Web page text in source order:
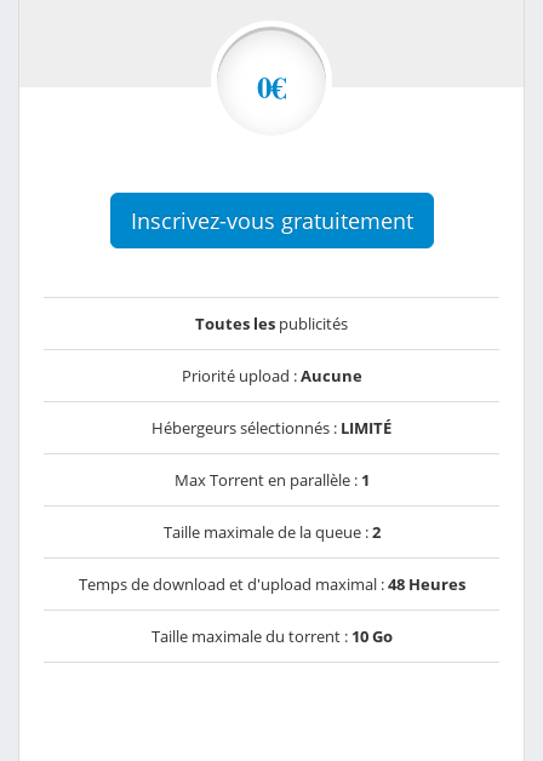
0€
Inscrivez-vous gratuitement
Toutes les publicités
Priorité upload :Aucune
Hébergeurs sélectionnés : LIMITÉ
Max Torrent en parallèle : 1
Taille maximale de la queue :2
Temps de download et d'upload maximal :48 Heures
Taille maximale du torrent : 10 Go